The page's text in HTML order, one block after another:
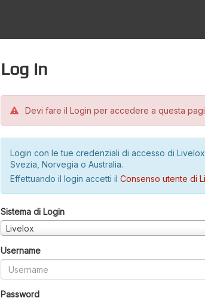
Log in
Devi fare il Login per accedere a questa
Login con le tue credenziali di accesso di
Svezia, Norvegia o Australia.
Effettuando il login accetti il Consenso utente di
Sistema di Login
Livelox
Username
Password